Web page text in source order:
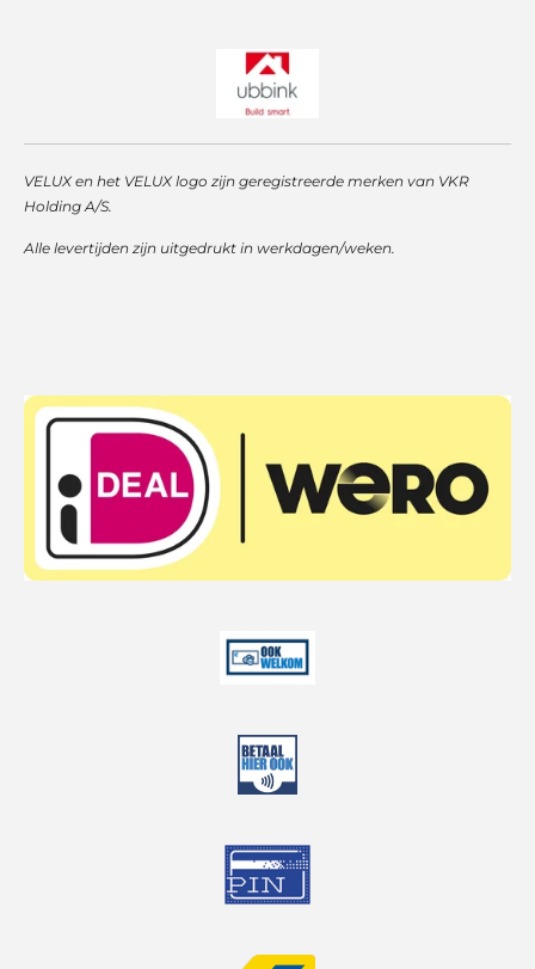
VELUX en het VELUX logo zijn geregistreerde merken van VKR
Holding A/S.
Alle levertijden zijn uitgedrukt in werkdagen/weken.